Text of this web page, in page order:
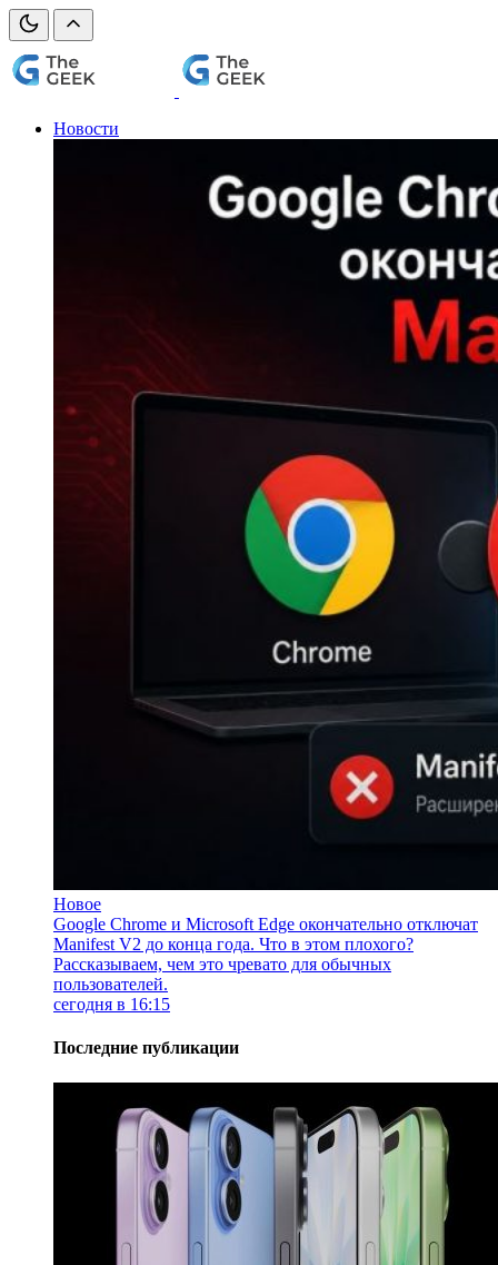
Новости
Новое
Google Chrome и Microsoft Edge окончательно отключат
Manifest V2 до конца года. Что в этом плохого?
Рассказываем, чем это чревато для обычных
пользователей.
сегодня в 16:15
Последние публикации